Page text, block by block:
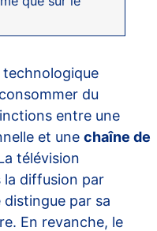
technologique
du
entre une
et une chaîne de
télévision
la diffusion par
par sa
En revanche, le